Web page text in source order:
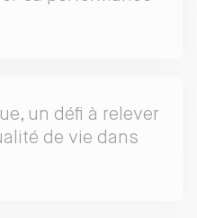
un défi à relever
de vie dans